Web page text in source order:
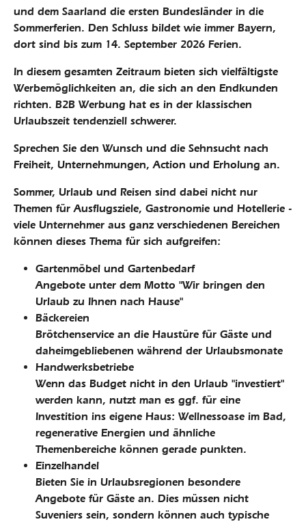
und dem Saarland die ersten Bundesländer in die
Sommerferien. Den Schluss bildet wie immer Bayern,
dort sind bis zum 14. September 2026 Ferien.
In diesem gesamten Zeitraum bieten sich vielfältigste
Werbemöglichkeiten an, die sich an den Endkunden
richten. B2B Werbung hat es in der klassischen
Urlaubszeit tendenziell schwerer.
Sprechen Sie den Wunsch und die Sehnsucht nach
Freiheit, Unternehmungen, Action und Erholung an.
Sommer, Urlaub und Reisen sind dabei nicht nur
Themen für Ausflugsziele, Gastronomie und Hotellerie -
viele Unternehmer aus ganz verschiedenen Bereichen
können dieses Thema für sich aufgreifen:
Gartenmöbel und Gartenbedarf
Angebote unter dem Motto "Wir bringen den
Urlaub zu Ihnen nach Hause"
Bäckereien
Brötchenservice an die Haustüre für Gäste und
daheimgebliebenen während der Urlaubsmonate
Handwerksbetriebe
Wenn das Budget nicht in den Urlaub "investiert"
werden kann, nutzt man es ggf. für eine
Investition ins eigene Haus: Wellnessoase im Bad,
regenerative Energien und ähnliche
Themenbereiche können gerade punkten.
Einzelhandel
Bieten Sie in Urlaubsregionen besondere
Angebote für Gäste an. Dies müssen nicht
Suveniers sein, sondern können auch typische